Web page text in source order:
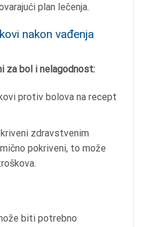
plan lečenja.
nakon vađenja
za bol i nelagodnost:
protiv bolova na recept
zdravstvenim
pokriveni, to može
biti potrebno